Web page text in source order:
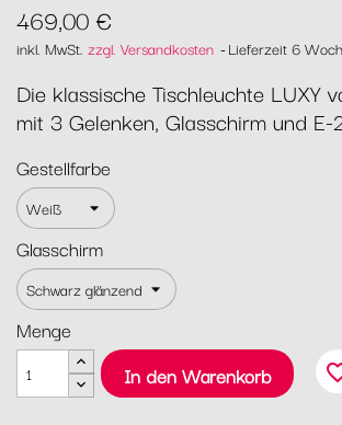
469,00 €
inkl. MwSt. zzgl. Versandkosten Lieferzeit 6
Die klassische Tischleuchte LUXY
mit 3 Gelenken, Glasschirm und E-
Gestellfarbe
Glasschirm
Menge
In den Warenkorb